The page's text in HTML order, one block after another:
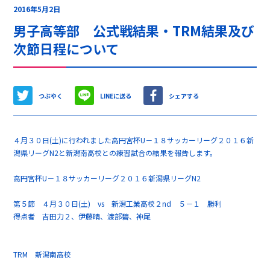
2016年5月2日
男子高等部 公式戦結果・TRM結果及び
次節日程について
つぶやく LINEに送る シェアする
４月３０日(土)に行われました高円宮杯U－１８サッカーリーグ２０１６新
潟県リーグN2と新潟南高校との練習試合の結果を報告します。
高円宮杯U－１８サッカーリーグ２０１６新潟県リーグN2
第５節 ４月３０日(土) vs 新潟工業高校２nd ５－１ 勝利
得点者 吉田力２、伊藤晴、渡部碧、神尾
TRM 新潟南高校